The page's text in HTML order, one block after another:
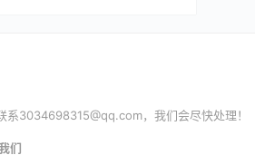
系3034698315@qq.com，我们会尽快处理！
们